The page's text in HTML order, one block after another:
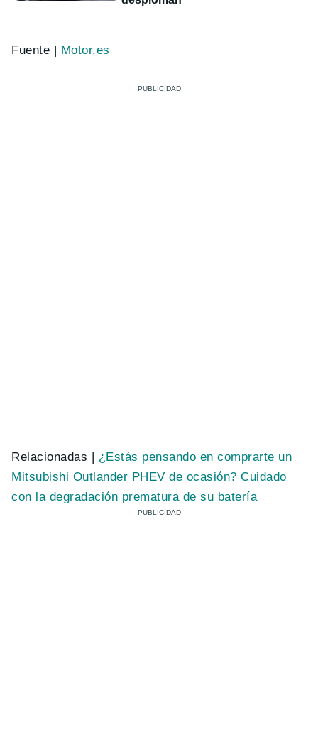
Fuente | Motor.es
Relacionadas | ¿Estás pensando en comprarte un
Mitsubishi Outlander PHEV de ocasión? Cuidado
con la degradación prematura de su batería